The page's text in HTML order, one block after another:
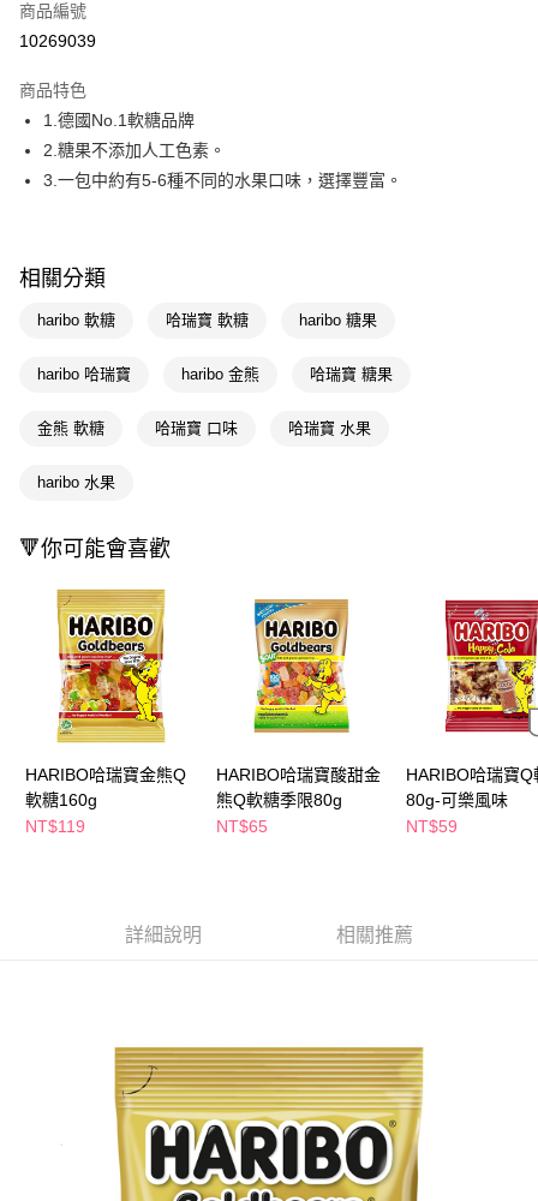
信用卡一次付款
LINE Pay
Apple Pay
Google Pay
相關說明
便利好安心！
２．便利：只要手機號碼，簡訊認證，即可結帳。
【「AFTEE先享後付」結帳流程】
結帳頁面，進行簡訊認證並確認金額後，即可完成結帳。
２．訂單成立數日內，您將收到繳費通知簡訊。
３．收到繳費通知簡訊後14天內，點擊此簡訊中的連結，可透過四大超商／
ATM／網路銀行／等多元方式進行付款，方視為交易完成。
※ 請注意：結帳手續完成當下不需立刻繳費，但若您需要取消訂單，請聯絡
購買商品的店家。未經商家同意取消之訂單仍視為有效，需透過AFTEE先享
後付繳納相關費用。
※ 交易是否成功請以「AFTEE先享後付 」之結帳頁面顯示為準，若有關於
客戶支援中心」https://netprotections.freshdesk.com/support/home
【注意事項】
https://aftee.tw/terms/#terms3
請求用戶進行身份認證。
５．嚴禁一人註冊多個帳號或使用他人資訊註冊。若發現惡意使用之情形，
恩沛科技股份有限公司將有權停止該用戶之使用額度並採取法律行動。
每筆NT$65，滿NT$390(含以上)免運費
付款後全家取貨
每筆NT$65，滿NT$390(含以上)免運費
萊爾富取貨付款
每筆NT$65，滿NT$490(含以上)免運費
付款後萊爾富取貨
每筆NT$65，滿NT$490(含以上)免運費
7-11取貨付款
每筆NT$65，滿NT$490(含以上)免運費
付款後寶雅門市自取(由倉庫統一出貨)
每筆NT$80，滿NT$290(含以上)免運費
商品編號
10269039
商品特色
1.德國No.1軟糖品牌
2.糖果不添加人工色素。
3.一包中約有5-6種不同的水果口味，選擇豐富。
相關分類
haribo 軟糖 哈瑞寶 軟糖 haribo 糖果
haribo 哈瑞寶 haribo 金熊 哈瑞寶 糖果
金熊 軟糖 哈瑞寶 口味 哈瑞寶 水果
haribo 水果
🔻你可能會喜歡
HARIBO哈瑞寶金熊Q
軟糖160g
NT$119
HARIBO哈瑞寶酸甜金
熊Q軟糖季限80g
NT$65
HARIBO哈瑞寶Q
80g-可樂風味
NT$59
詳細說明 相關推薦